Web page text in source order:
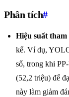
Phân tích#
Hiệu suất tham
kể. Ví dụ,
số, trong khi
(52,2 triệu) để
này làm giảm